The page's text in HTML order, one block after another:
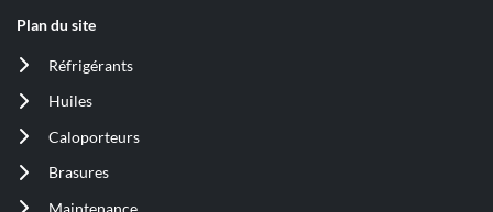
Plan du site
Réfrigérants
(ouvre
dans
nouvelle
Huiles
(ouvre
dans
nouvelle
Caloporteurs
(ouvre
dans
nouvelle
Brasures
(ouvre
dans
Maintenance